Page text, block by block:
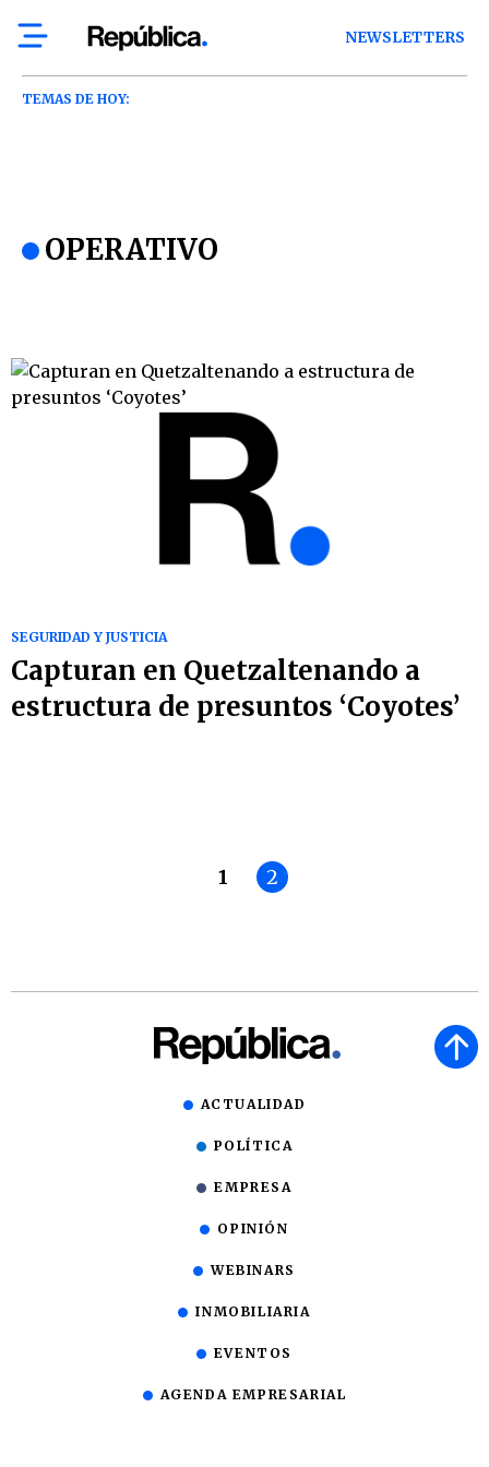
NEWSLETTERS
TEMAS DE HOY:
OPERATIVO
SEGURIDAD Y JUSTICIA
Capturan en Quetzaltenando a
estructura de presuntos ‘Coyotes’
1 2
ACTUALIDAD
POLÍTICA
EMPRESA
OPINIÓN
WEBINARS
INMOBILIARIA
EVENTOS
AGENDA EMPRESARIAL